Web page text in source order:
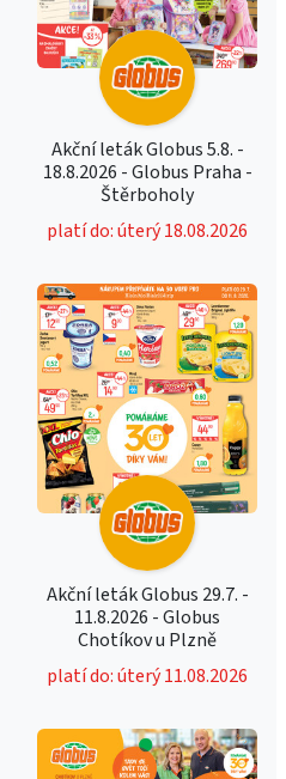
Akční leták Globus 5.8. -
18.8.2026 - Globus Praha -
Štěrboholy
platí do: úterý 18.08.2026
Akční leták Globus 29.7. -
11.8.2026 - Globus
Chotíkov u Plzně
platí do: úterý 11.08.2026